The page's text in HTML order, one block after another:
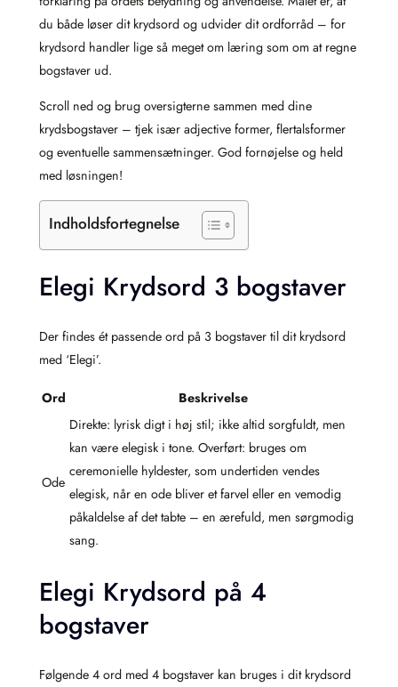
du både løser dit krydsord og udvider dit ordforråd – for
krydsord handler lige så meget om læring som om at regne
bogstaver ud.
Scroll ned og brug oversigterne sammen med dine
krydsbogstaver – tjek især adjective former, flertalsformer
og eventuelle sammensætninger. God fornøjelse og held
med løsningen!
Indholdsfortegnelse
Elegi Krydsord 3 bogstaver
Der findes ét passende ord på 3 bogstaver til dit krydsord
med ‘Elegi’.
Ord Beskrivelse
Ode
Direkte: lyrisk digt i høj stil; ikke altid sorgfuldt, men
kan være elegisk i tone. Overført: bruges om
ceremonielle hyldester, som undertiden vendes
elegisk, når en ode bliver et farvel eller en vemodig
påkaldelse af det tabte – en ærefuld, men sørgmodig
sang.
Elegi Krydsord på 4
bogstaver
Følgende 4 ord med 4 bogstaver kan bruges i dit krydsord